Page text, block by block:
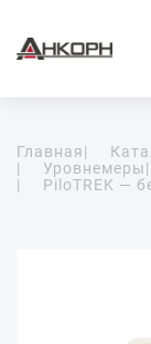
Главная|
|
Уровнемеры|
|
PiloTREK —